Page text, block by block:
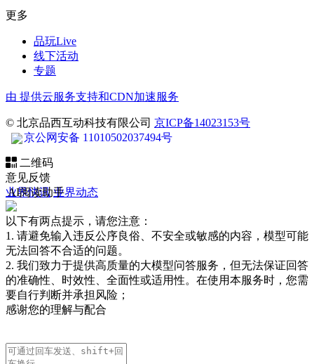
更多
品玩Live
线下活动
专题
由 提供云服务支持和CDN加速服务
© 北京品西互动科技有限公司 京ICP备14023153号
京公网安备 11010502037494号
二维码
意见反馈
业界快讯 业界动态
AI阅读助手
以下有两点提示，请您注意：
1. 请避免输入违反公序良俗、不安全或敏感的内容，模型可能
无法回答不合适的问题。
2. 我们致力于提供高质量的大模型问答服务，但无法保证回答
的准确性、时效性、全面性或适用性。在使用本服务时，您需
要自行判断并承担风险；
感谢您的理解与配合